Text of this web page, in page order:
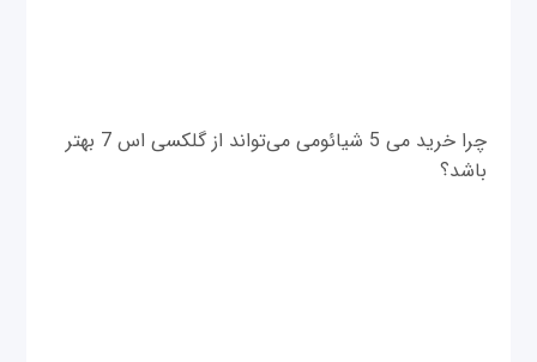
چرا خرید می 5 شیائومی می‌تواند از گلکسی اس 7 بهتر
باشد؟